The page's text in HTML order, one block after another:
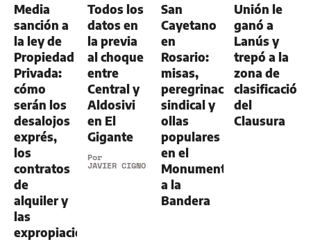
Media
sanción a
la ley de
Propiedad
Privada:
cómo
serán los
desalojos
exprés,
los
contratos
de
alquiler y
las
expropiaciones
Todos los
datos en
la previa
al choque
entre
Central y
Aldosivi
en El
Gigante
Por
JAVIER CIGNO
San
Cayetano
en
Rosario:
misas,
peregrinación
sindical y
ollas
populares
en el
Monumento
a la
Bandera
Unión le
ganó a
Lanús y
trepó a la
zona de
clasificación
del
Clausura